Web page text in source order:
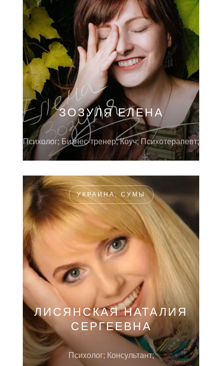
ЗОЗУЛЯ ЕЛЕНА
Психолог; Бизнес-тренер; Коуч; Психотерапевт;
УКРАИНА, СУМЫ
ЛИСЯНСКАЯ НАТАЛИЯ
СЕРГЕЕВНА
Психолог; Консультант;